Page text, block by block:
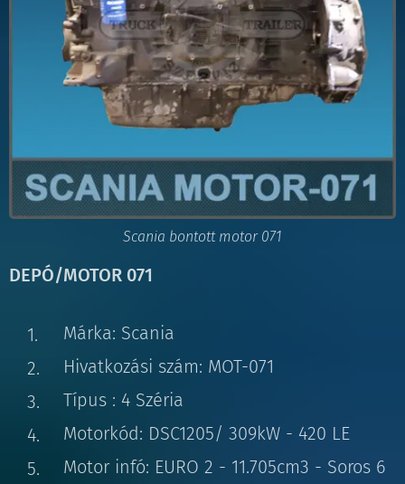
Scania bontott motor 071
DEPÓ/MOTOR 071
Márka: Scania
Hivatkozási szám: MOT-071
Típus : 4 Széria
Motorkód: DSC1205/ 309kW - 420 LE
Motor infó: EURO 2 - 11.705cm3 - Soros 6